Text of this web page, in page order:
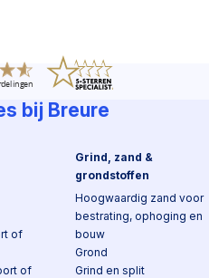
bij Breure
of
of
Grind, zand &
grondstoffen
Hoogwaardig zand voor
bestrating, ophoging en
bouw
Grond
Grind en split